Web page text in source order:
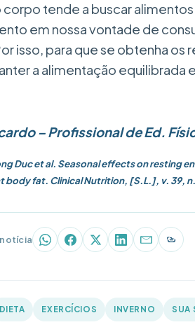
corpo tende a buscar
em nossa vontade de
isso, para que se obtenha os
a alimentação equilibrada
– Profissional de Ed.
Duc et al. Seasonal effects on resting
body fat. Clinical Nutrition, [S.L.], v. 39,
WhatsApp
FacebookX (Twitter)
LinkedInE-mail
DIETA EXERCÍCIOS INVERNO SUA